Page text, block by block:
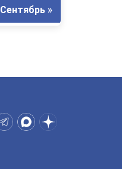
Сентябрь »